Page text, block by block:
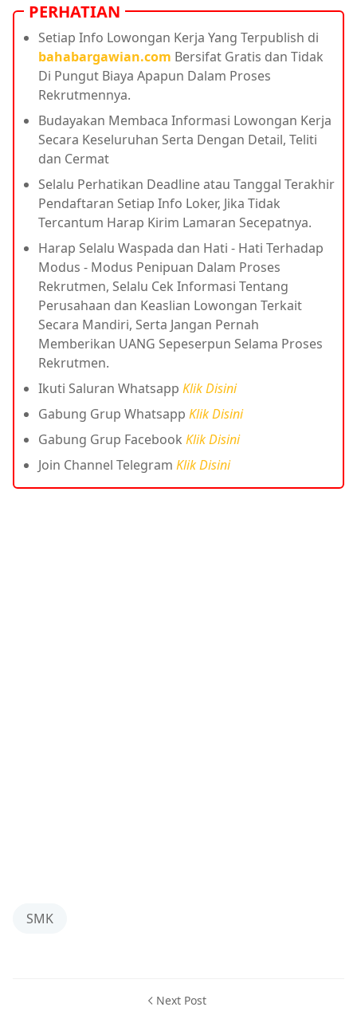
PERHATIAN
Setiap Info Lowongan Kerja Yang Terpublish di
bahabargawian.com Bersifat Gratis dan Tidak
Di Pungut Biaya Apapun Dalam Proses
Rekrutmennya.
Budayakan Membaca Informasi Lowongan Kerja
Secara Keseluruhan Serta Dengan Detail, Teliti
dan Cermat
Selalu Perhatikan Deadline atau Tanggal Terakhir
Pendaftaran Setiap Info Loker, Jika Tidak
Tercantum Harap Kirim Lamaran Secepatnya.
Harap Selalu Waspada dan Hati - Hati Terhadap
Modus - Modus Penipuan Dalam Proses
Rekrutmen, Selalu Cek Informasi Tentang
Perusahaan dan Keaslian Lowongan Terkait
Secara Mandiri, Serta Jangan Pernah
Memberikan UANG Sepeserpun Selama Proses
Rekrutmen.
Ikuti Saluran Whatsapp Klik Disini
Gabung Grup Whatsapp Klik Disini
Gabung Grup Facebook Klik Disini
Join Channel Telegram Klik Disini
SMK
Next Post